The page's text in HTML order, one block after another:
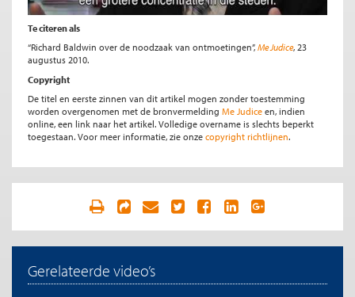
Te citeren als
“Richard Baldwin over de noodzaak van ontmoetingen”, Me Judice, 23
augustus 2010.
Copyright
De titel en eerste zinnen van dit artikel mogen zonder toestemming
worden overgenomen met de bronvermelding Me Judice en, indien
online, een link naar het artikel. Volledige overname is slechts beperkt
toegestaan. Voor meer informatie, zie onze copyright richtlijnen.
Gerelateerde video’s